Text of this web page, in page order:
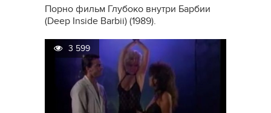
Порно фильм Глубоко внутри Барбии
(Deep Inside Barbii) (1989).
3 599